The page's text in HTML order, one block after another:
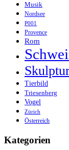
Musik
Nordsee
P001
Provence
Rom
Tierbild
Triesenberg
Vogel
Zürich
Österreich
Kategorien